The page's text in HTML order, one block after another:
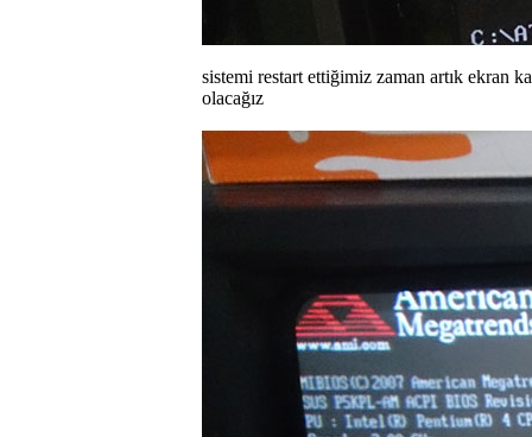
sistemi restart ettiğimiz zaman artık ekran
olacağız